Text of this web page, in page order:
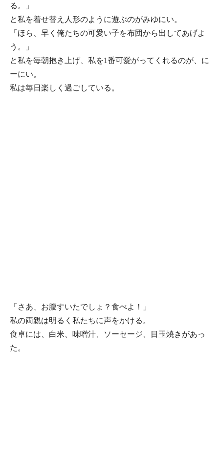
る。」
と私を着せ替え人形のように遊ぶのがみゆにい。
「ほら、早く俺たちの可愛い子を布団から出してあげよ
う。」
と私を毎朝抱き上げ、私を1番可愛がってくれるのが、に
ーにい。
私は毎日楽しく過ごしている。
「さあ、お腹すいたでしょ？食べよ！」
私の両親は明るく私たちに声をかける。
食卓には、白米、味噌汁、ソーセージ、目玉焼きがあっ
た。